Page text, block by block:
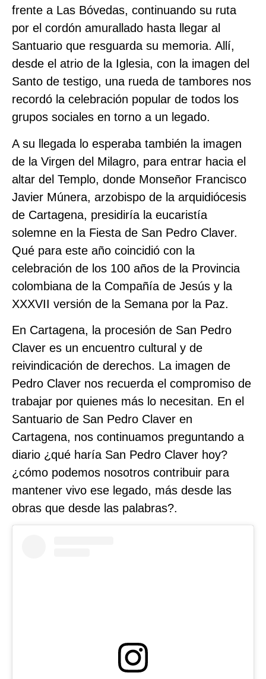
frente a Las Bóvedas, continuando su ruta
por el cordón amurallado hasta llegar al
Santuario que resguarda su memoria. Allí,
desde el atrio de la Iglesia, con la imagen del
Santo de testigo, una rueda de tambores nos
recordó la celebración popular de todos los
grupos sociales en torno a un legado.
A su llegada lo esperaba también la imagen
de la Virgen del Milagro, para entrar hacia el
altar del Templo, donde Monseñor Francisco
Javier Múnera, arzobispo de la arquidiócesis
de Cartagena, presidiría la eucaristía
solemne en la Fiesta de San Pedro Claver.
Qué para este año coincidió con la
celebración de los 100 años de la Provincia
colombiana de la Compañía de Jesús y la
XXXVII versión de la Semana por la Paz.
En Cartagena, la procesión de San Pedro
Claver es un encuentro cultural y de
reivindicación de derechos. La imagen de
Pedro Claver nos recuerda el compromiso de
trabajar por quienes más lo necesitan. En el
Santuario de San Pedro Claver en
Cartagena, nos continuamos preguntando a
diario ¿qué haría San Pedro Claver hoy?
¿cómo podemos nosotros contribuir para
mantener vivo ese legado, más desde las
obras que desde las palabras?.